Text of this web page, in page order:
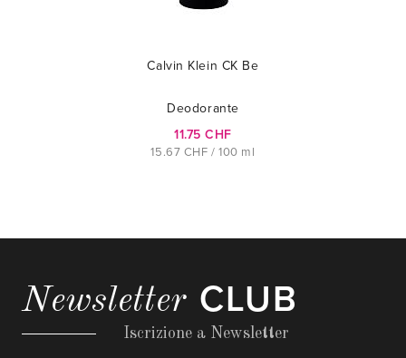
Calvin Klein CK Be
Deodorante
11.75 CHF
15.67 CHF / 100 ml
Newsletter CLUB
Iscrizione a Newsletter